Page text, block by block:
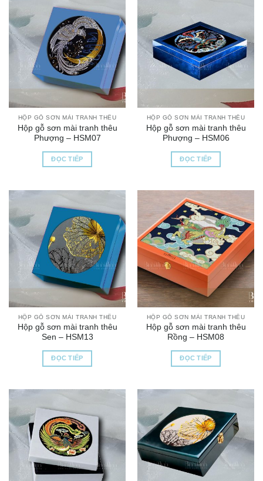
HỘP GỖ SƠN MÀI TRANH THÊU
Hộp gỗ sơn mài tranh thêu
Phượng – HSM07
ĐỌC TIẾP
HỘP GỖ SƠN MÀI TRANH THÊU
Hộp gỗ sơn mài tranh thêu
Phượng – HSM06
ĐỌC TIẾP
HỘP GỖ SƠN MÀI TRANH THÊU
Hộp gỗ sơn mài tranh thêu
Sen – HSM13
ĐỌC TIẾP
HỘP GỖ SƠN MÀI TRANH THÊU
Hộp gỗ sơn mài tranh thêu
Rồng – HSM08
ĐỌC TIẾP